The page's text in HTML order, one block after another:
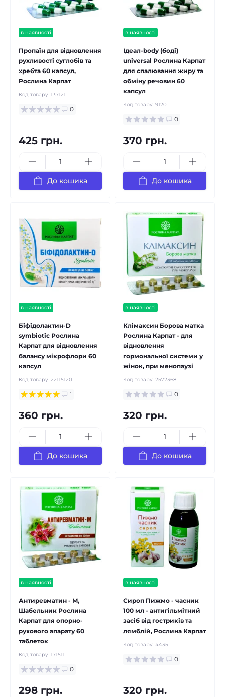
в наявності
Пропаїн для відновлення
рухливості суглобів та
хребта 60 капсул,
Рослина Карпат
Код товару: 137121
0
425 грн.
До кошика
в наявності
Ідеал-body (боді)
universal Рослина Карпат
для спалювання жиру та
обміну речовин 60
капсул
Код товару: 9120
0
370 грн.
До кошика
в наявності
Біфідолактин-D
symbiotic Рослина
Карпат для відновлення
балансу мікрофлори 60
капсул
Код товару: 22115120
1
360 грн.
До кошика
в наявності
Клімаксин Борова матка
Рослина Карпат - для
відновлення
гормональної системи у
жінок, при менопаузі
Код товару: 2572368
0
320 грн.
До кошика
в наявності
Антиревматин - M,
Шабельник Рослина
Карпат для опорно-
рухового апарату 60
таблеток
Код товару: 171511
0
298 грн.
в наявності
Сироп Пижмо - часник
100 мл - антигільмітний
засіб від гостриків та
лямблій, Рослина Карпат
Код товару: 4435
0
320 грн.